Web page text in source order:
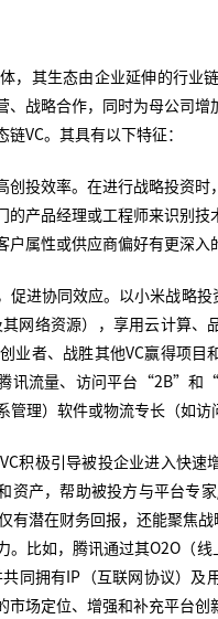
，其生态由企业延伸的行业
、战略合作，同时为母公司
VC。其具有以下特征：
创投效率。在进行战略投资
的产品经理或工程师来识别
户属性或供应商偏好有更深
促进协同效应。以小米战略
网络资源），享用云计算
业者、战胜其他VC赢得项
讯流量、访问平台“2B”和
管理）软件或物流专长（如访
积极引导被投企业进入快
资产，帮助被投方与平台专
有潜在财务回报，还能聚焦
。比如，腾讯通过其O2O（
同拥有IP（互联网协议）
市场定位、增强和补充平台